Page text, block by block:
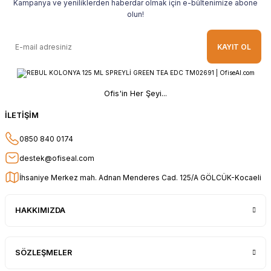
Ahmet Yılmaz | 29/04/2026
paketlenmiş, sorunsuz teslim aldım,
O... A... | 10/02/2026
Teşekkür ederim.
E... Ö... | 14/01/2026
Gayet başarılı ve ilgili firma. Fiyatları
uygun. Kargolama hızlı ve güvenli.
Kampanya ve yeniliklerden haberdar olmak için e-bültenimize abone
olun!
KAYIT OL
Ofis'in Her Şeyi...
İLETİŞİM
0850 840 0174
destek@ofiseal.com
İhsaniye Merkez mah. Adnan Menderes Cad. 125/A GÖLCÜK-Kocaeli
HAKKIMIZDA
SÖZLEŞMELER